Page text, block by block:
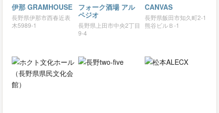
伊那 GRAMHOUSE
長野県伊那市西春近表
木5989-1
フォーク酒場 アル
ペジオ
長野県上田市中央2丁目
9-4
CANVAS
長野県飯田市知久町2-1
熊谷ビルＢ-1